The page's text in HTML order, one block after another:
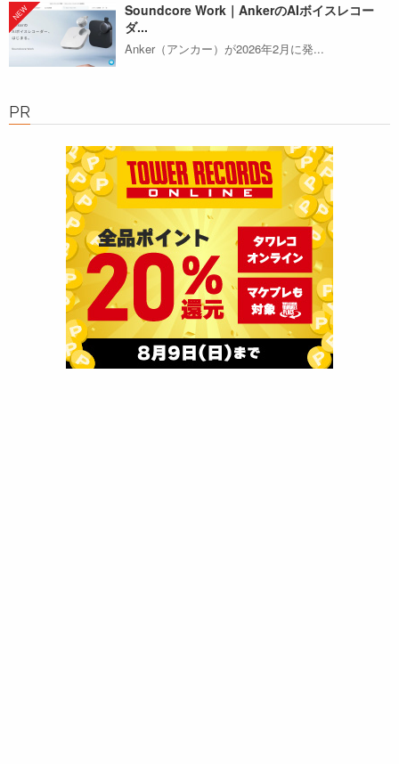
Soundcore Work｜AnkerのAIボイスレコー
ダ...
Anker（アンカー）が2026年2月に発...
PR